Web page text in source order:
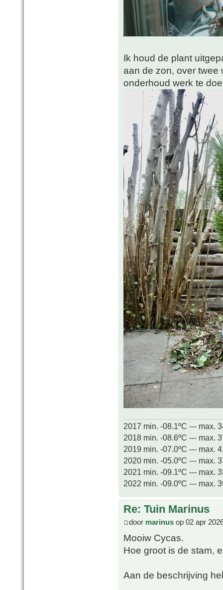
Ik houd de plant
aan de zon, over twee
onderhoud werk te
2017 min. -08.1ºC --- max.
2018 min. -08.6ºC --- max.
2019 min. -07.0ºC --- max.
2020 min. -05.0ºC --- max.
2021 min. -09.1ºC --- max.
2022 min. -09.0ºC --- max.
Re: Tuin Marinus
door marinus op 02 apr
Mooiw Cycas.
Hoe groot is de stam,
Aan de beschrijving